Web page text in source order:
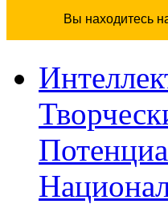
Вы находитесь